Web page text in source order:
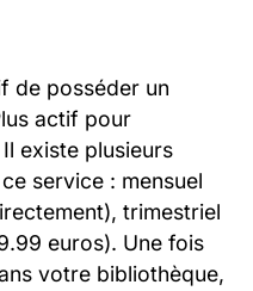
de posséder un
actif pour
existe plusieurs
service : mensuel
trimestriel
euros). Une fois
votre bibliothèque,